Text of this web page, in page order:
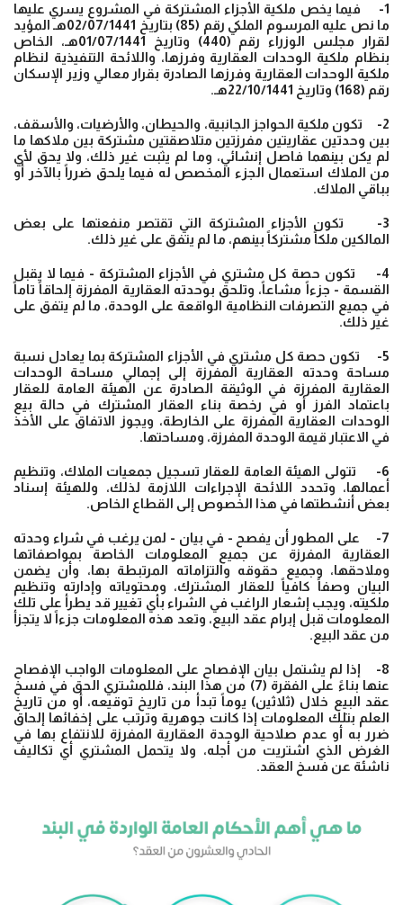
1- فيما يخص ملكية الأجزاء المشتركة في المشروع يسري عليها
ما نص عليه المرسوم الملكي رقم (85) بتاريخ 02/07/1441هـ المؤيد
لقرار مجلس الوزراء رقم (440) وتاريخ 01/07/1441هـ، الخاص
بنظام ملكية الوحدات العقارية وفرزها، واللائحة التنفيذية لنظام
ملكية الوحدات العقارية وفرزها الصادرة بقرار معالي وزير الإسكان
رقم (168) وتاريخ 22/10/1441هـ.
2- تكون ملكية الحواجز الجانبية، والحيطان، والأرضيات، والأسقف،
بين وحدتين عقاريتين مفرزتين متلاصقتين مشتركة بين ملاكها ما
لم يكن بينهما فاصل إنشائي، وما لم يثبت غير ذلك، ولا يحق لأي
من الملاك استعمال الجزء المخصص له فيما يلحق ضرراً بالآخر أو
بباقي الملاك.
3- تكون الأجزاء المشتركة التي تقتصر منفعتها على بعض
المالكين ملكاً مشتركاً بينهم، ما لم يتفق على غير ذلك.
4- تكون حصة كل مشتري في الأجزاء المشتركة - فيما لا يقبل
القسمة - جزءاً مشاعاً، وتلحق بوحدته العقارية المفرزة إلحاقاً تاماً
في جميع التصرفات النظامية الواقعة على الوحدة، ما لم يتفق على
غير ذلك.
5- تكون حصة كل مشتري في الأجزاء المشتركة بما يعادل نسبة
مساحة وحدته العقارية المفرزة إلى إجمالي مساحة الوحدات
العقارية المفرزة في الوثيقة الصادرة عن الهيئة العامة للعقار
باعتماد الفرز أو في رخصة بناء العقار المشترك في حالة بيع
الوحدات العقارية المفرزة على الخارطة، ويجوز الاتفاق على الأخذ
في الاعتبار قيمة الوحدة المفرزة، ومساحتها.
6- تتولى الهيئة العامة للعقار تسجيل جمعيات الملاك، وتنظيم
أعمالها، وتحدد اللائحة الإجراءات اللازمة لذلك، وللهيئة إسناد
بعض أنشطتها في هذا الخصوص إلى القطاع الخاص.
7- على المطور أن يفصح - في بيان - لمن يرغب في شراء وحدته
العقارية المفرزة عن جميع المعلومات الخاصة بمواصفاتها
وملاحقها، وجميع حقوقه والتزاماته المرتبطة بها، وأن يضمن
البيان وصفاً كافياً للعقار المشترك، ومحتوياته وإدارته وتنظيم
ملكيته، ويجب إشعار الراغب في الشراء بأي تغيير قد يطرأ على تلك
المعلومات قبل إبرام عقد البيع، وتعد هذه المعلومات جزءاً لا يتجزأ
من عقد البيع.
8- إذا لم يشتمل بيان الإفصاح على المعلومات الواجب الإفصاح
عنها بناءً على الفقرة (7) من هذا البند، فللمشتري الحق في فسخ
عقد البيع خلال (ثلاثين) يوماً تبدأ من تاريخ توقيعه، أو من تاريخ
العلم بتلك المعلومات إذا كانت جوهرية وترتب على إخفائها إلحاق
ضرر به أو عدم صلاحية الوحدة العقارية المفرزة للانتفاع بها في
الغرض الذي اشتريت من أجله، ولا يتحمل المشتري أي تكاليف
ناشئة عن فسخ العقد.